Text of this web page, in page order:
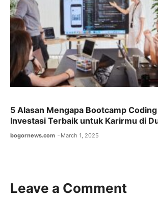
5 Alasan Mengapa Bootcamp
Investasi Terbaik untuk Karirmu di
bogornews.com March 1, 2025
Leave a Comment